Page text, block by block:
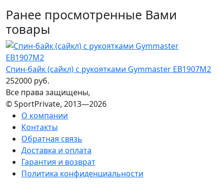
Ранее просмотренные Вами
товары
Спин-байк (сайкл) с рукоятками Gymmaster EB1907M2
252000 руб.
Все права защищены,
© SportPrivate, 2013—2026
О компании
Контакты
Обратная связь
Доставка и оплата
Гарантия и возврат
Политика конфиденциальности